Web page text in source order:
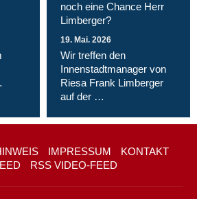
noch eine Chance Herr
Limberger?
19. Mai. 2026
Wir treffen den
Innenstadtmanager von
Riesa Frank Limberger
auf der …
IMPRESSUM
KONTAKT
RSS VIDEO-FEED